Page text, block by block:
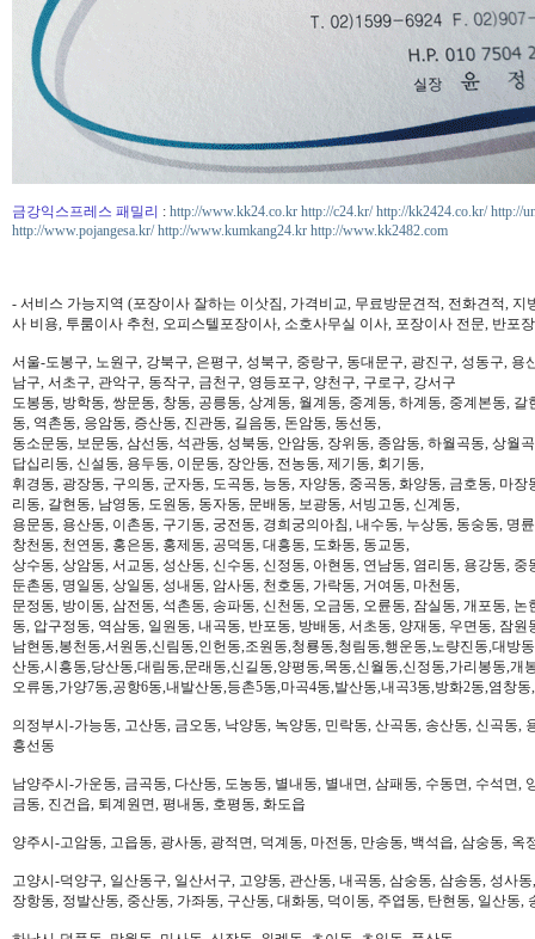
금강익스프레스 패밀리 : http://www.kk24.co.kr http://c24.kr/ http://kk2424.co.kr/ http://
http://www.pojangesa.kr/ http://www.kumkang24.kr http://www.kk2482.com
- 서비스 가능지역 (포장이사 잘하는 이삿짐, 가격비교, 무료방문견적, 전화견적,
사 비용, 투룸이사 추천, 오피스텔포장이사, 소호사무실 이사, 포장이사 전문, 반포
서울-도봉구, 노원구, 강북구, 은평구, 성북구, 중랑구, 동대문구, 광진구, 성동구,
남구, 서초구, 관악구, 동작구, 금천구, 영등포구, 양천구, 구로구, 강서구
도봉동, 방학동, 쌍문동, 창동, 공릉동, 상계동, 월계동, 중계동, 하계동, 중계본동,
동, 역촌동, 응암동, 증산동, 진관동, 길음동, 돈암동, 동선동,
동소문동, 보문동, 삼선동, 석관동, 성북동, 안암동, 장위동, 종암동, 하월곡동, 상월
답십리동, 신설동, 용두동, 이문동, 장안동, 전농동, 제기동, 회기동,
휘경동, 광장동, 구의동, 군자동, 도곡동, 능동, 자양동, 중곡동, 화양동, 금호동, 마
리동, 갈현동, 남영동, 도원동, 동자동, 문배동, 보광동, 서빙고동, 신계동,
용문동, 용산동, 이촌동, 구기동, 궁전동, 경희궁의아침, 내수동, 누상동, 동숭동, 명
창천동, 천연동, 홍은동, 홍제동, 공덕동, 대흥동, 도화동, 동교동,
상수동, 상암동, 서교동, 성산동, 신수동, 신정동, 아현동, 연남동, 염리동, 용강동,
둔촌동, 명일동, 상일동, 성내동, 암사동, 천호동, 가락동, 거여동, 마천동,
문정동, 방이동, 삼전동, 석촌동, 송파동, 신천동, 오금동, 오륜동, 잠실동, 개포동,
동, 압구정동, 역삼동, 일원동, 내곡동, 반포동, 방배동, 서초동, 양재동, 우면동, 잠원
남현동,봉천동,서원동,신림동,인헌동,조원동,청룡동,청림동,행운동,노량진동,대방
산동,시흥동,당산동,대림동,문래동,신길동,양평동,목동,신월동,신정동,가리봉동,개
오류동,가양7동,공항6동,내발산동,등촌5동,마곡4동,발산동,내곡3동,방화2동,염창동
의정부시-가능동, 고산동, 금오동, 낙양동, 녹양동, 민락동, 산곡동, 송산동, 신곡동,
흥선동
남양주시-가운동, 금곡동, 다산동, 도농동, 별내동, 별내면, 삼패동, 수동면, 수석면,
금동, 진건읍, 퇴계원면, 평내동, 호평동, 화도읍
양주시-고암동, 고읍동, 광사동, 광적면, 덕계동, 마전동, 만송동, 백석읍, 삼숭동, 옥
고양시-덕양구, 일산동구, 일산서구, 고양동, 관산동, 내곡동, 삼숭동, 삼송동, 성사
장항동, 정발산동, 중산동, 가좌동, 구산동, 대화동, 덕이동, 주엽동, 탄현동, 일산동,